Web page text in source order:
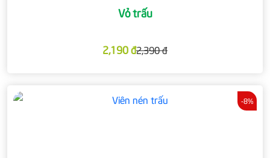
Vỏ trấu
2,190 đ2,390 đ
-8%